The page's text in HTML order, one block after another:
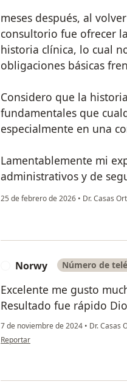
meses después, al
consultorio fue ofrecer
historia clínica, lo cual
obligaciones básicas
Considero que la
fundamentales que
especialmente en una
Lamentablemente mi
administrativos y de
25 de febrero de 2026 • Dr. Casas
Norwy Número de
Excelente me gusto
Resultado fue rápido
7 de noviembre de 2024 • Dr. Casas
en opinión del usuario Norwy
Reportar